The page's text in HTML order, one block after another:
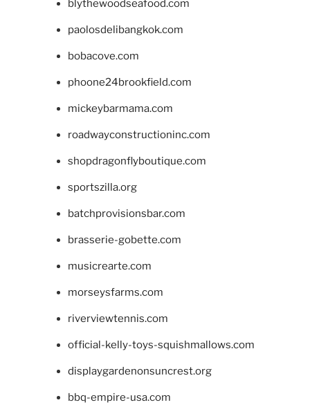
blythewoodseafood.com
paolosdelibangkok.com
bobacove.com
phoone24brookfield.com
mickeybarmama.com
roadwayconstructioninc.com
shopdragonflyboutique.com
sportszilla.org
batchprovisionsbar.com
brasserie-gobette.com
musicrearte.com
morseysfarms.com
riverviewtennis.com
official-kelly-toys-squishmallows.com
displaygardenonsuncrest.org
bbq-empire-usa.com